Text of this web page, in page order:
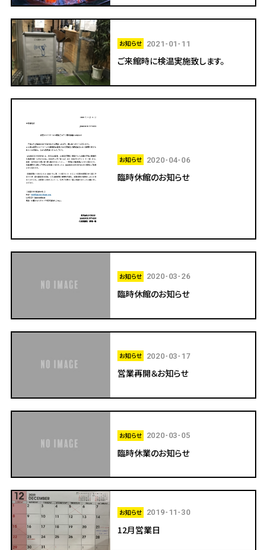
お知らせ 2021-01-11
ご来館時に検温実施致します。
お知らせ 2020-04-06
臨時休館のお知らせ
お知らせ 2020-03-26
臨時休館のお知らせ
お知らせ 2020-03-17
営業再開＆お知らせ
お知らせ 2020-03-05
臨時休業のお知らせ
お知らせ 2019-11-30
12月営業日